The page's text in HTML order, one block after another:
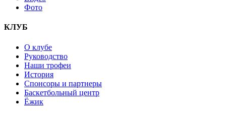
Фото
КЛУБ
О клубе
Руководство
Наши трофеи
История
Спонсоры и партнеры
Баскетбольный центр
Ёжик